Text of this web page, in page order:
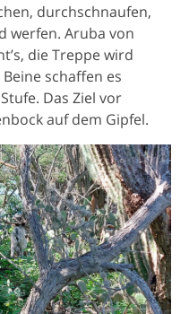
durchschnaufen,
werfen. Aruba von
die Treppe wird
schaffen es
Das Ziel vor
auf dem Gipfel.